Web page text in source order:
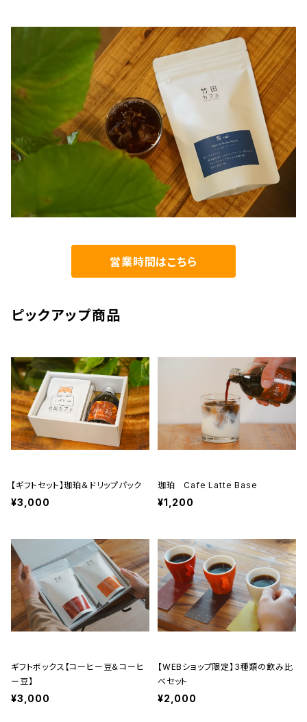
営業時間はこちら
ピックアップ商品
【ギフトセット】珈珀＆ドリップパック
¥3,000
珈珀 Cafe Latte Base
¥1,200
ギフトボックス【コーヒー豆＆コーヒ
ー豆】
¥3,000
【WEBショップ限定】3種類の飲み比
べセット
¥2,000